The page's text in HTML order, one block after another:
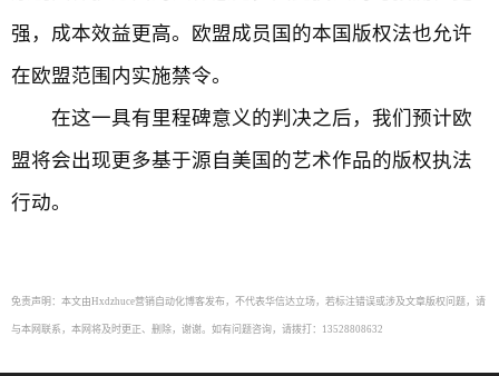
强，成本效益更高。欧盟成员国的本国版权法也允许
在欧盟范围内实施禁令。
在这一具有里程碑意义的判决之后，我们预计欧
盟将会出现更多基于源自美国的艺术作品的版权执法
行动。
免责声明：本文由Hxdzhuce营销自动化博客发布，不代表华信达立场，若标注错误或涉及文章版权问题，请
与本网联系，本网将及时更正、删除，谢谢。如有问题咨询，请拨打：13528808632